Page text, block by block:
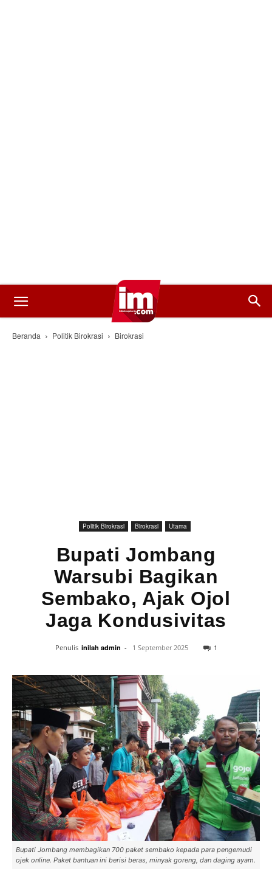
Beranda Politik Birokrasi Birokrasi
Politik Birokrasi Birokrasi Utama
Bupati Jombang
Warsubi Bagikan
Sembako, Ajak Ojol
Jaga Kondusivitas
Penulis inilah admin - 1 September 2025 1
Bupati Jombang membagikan 700 paket sembako kepada para pengemudi
ojek online. Paket bantuan ini berisi beras, minyak goreng, dan daging ayam.